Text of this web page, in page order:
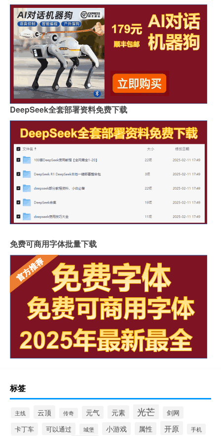
DeepSeek全套部署资料免费下载
免费可商用字体批量下载
标签
主线 云顶 传奇 元气 元素 光芒
剑网
卡丁车
可以通过 城堡 小游戏 属性 开原 手机